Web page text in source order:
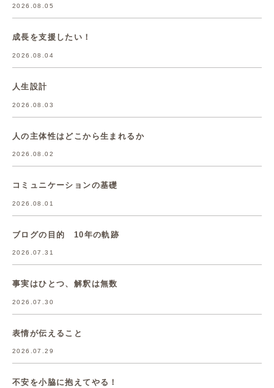
2026.08.05
成長を支援したい！
2026.08.04
人生設計
2026.08.03
人の主体性はどこから生まれるか
2026.08.02
コミュニケーションの基礎
2026.08.01
ブログの目的 10年の軌跡
2026.07.31
事実はひとつ、解釈は無数
2026.07.30
表情が伝えること
2026.07.29
不安を小脇に抱えてやる！